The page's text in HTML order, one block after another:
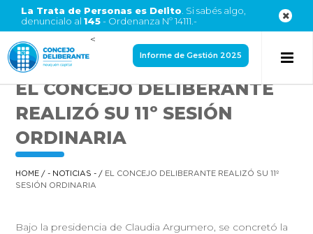
La Trata de Personas es Delito . Si sabés algo,
denuncialo al 145- Ordenanza Nº 14111.-
<
Informe de Gestión 2025
EL CONCEJO DELIBERANTE
REALIZÓ SU 11º SESIÓN
ORDINARIA
HOME /- NOTICIAS - / EL CONCEJO DELIBERANTE REALIZÓ SU 11º
SESIÓN ORDINARIA
Bajo la presidencia de Claudia Argumero, se concretó la